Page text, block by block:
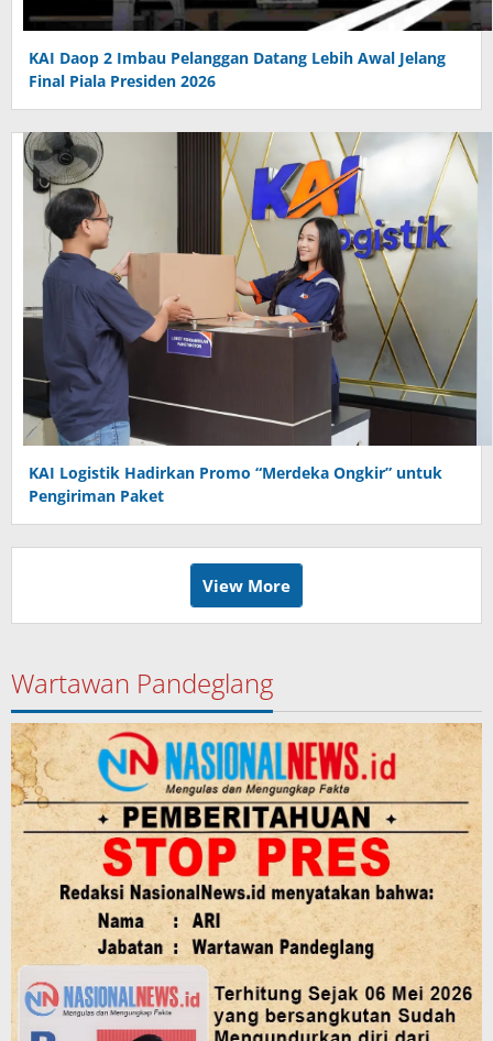
KAI Daop 2 Imbau Pelanggan Datang Lebih Awal Jelang
Final Piala Presiden 2026
KAI Logistik Hadirkan Promo “Merdeka Ongkir” untuk
Pengiriman Paket
View More
Wartawan Pandeglang